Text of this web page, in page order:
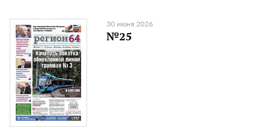
30 июня 2026
№25